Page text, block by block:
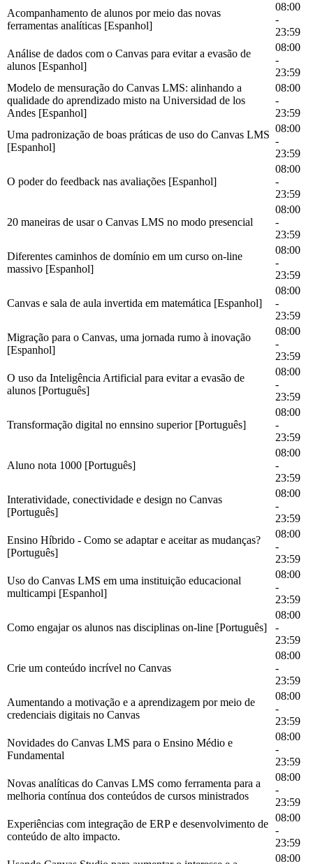
Acompanhamento de alunos por meio das novas
ferramentas analíticas [Espanhol]
08:00
-
23:59
Análise de dados com o Canvas para evitar a evasão de
alunos [Espanhol]
08:00
-
23:59
Modelo de mensuração do Canvas LMS: alinhando a
qualidade do aprendizado misto na Universidad de los
Andes [Espanhol]
08:00
-
23:59
Uma padronização de boas práticas de uso do Canvas LMS
[Espanhol]
08:00
-
23:59
O poder do feedback nas avaliações [Espanhol]
08:00
-
23:59
20 maneiras de usar o Canvas LMS no modo presencial
08:00
-
23:59
Diferentes caminhos de domínio em um curso on-line
massivo [Espanhol]
08:00
-
23:59
Canvas e sala de aula invertida em matemática [Espanhol]
08:00
-
23:59
Migração para o Canvas, uma jornada rumo à inovação
[Espanhol]
08:00
-
23:59
O uso da Inteligência Artificial para evitar a evasão de
alunos [Português]
08:00
-
23:59
Transformação digital no ennsino superior [Português]
08:00
-
23:59
Aluno nota 1000 [Português]
08:00
-
23:59
Interatividade, conectividade e design no Canvas
[Português]
08:00
-
23:59
Ensino Híbrido - Como se adaptar e aceitar as mudanças?
[Português]
08:00
-
23:59
Uso do Canvas LMS em uma instituição educacional
multicampi [Espanhol]
08:00
-
23:59
Como engajar os alunos nas disciplinas on-line [Português]
08:00
-
23:59
Crie um conteúdo incrível no Canvas
08:00
-
23:59
Aumentando a motivação e a aprendizagem por meio de
credenciais digitais no Canvas
08:00
-
23:59
Novidades do Canvas LMS para o Ensino Médio e
Fundamental
08:00
-
23:59
Novas analíticas do Canvas LMS como ferramenta para a
melhoria contínua dos conteúdos de cursos ministrados
08:00
-
23:59
Experiências com integração de ERP e desenvolvimento de
conteúdo de alto impacto.
08:00
-
23:59
08:00